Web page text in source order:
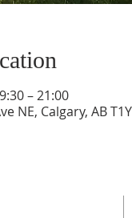
– 21:00
NE, Calgary, AB